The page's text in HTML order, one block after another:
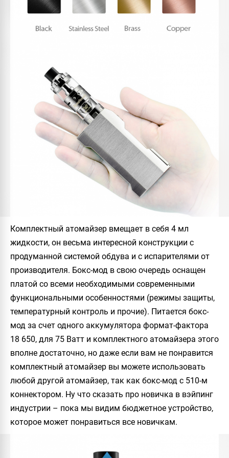
Комплектный атомайзер вмещает в себя 4 мл
жидкости, он весьма интересной конструкции с
продуманной системой обдува и с испарителями от
производителя. Бокс-мод в свою очередь оснащен
платой со всеми необходимыми современными
функциональными особенностями (режимы защиты,
температурный контроль и прочие). Питается бокс-
мод за счет одного аккумулятора формат-фактора
18 650, для 75 Ватт и комплектного атомайзера этого
вполне достаточно, но даже если вам не понравится
комплектный атомайзер вы можете использовать
любой другой атомайзер, так как бокс-мод с 510-м
коннектором. Ну что сказать про новичка в вэйпинг
индустрии – пока мы видим бюджетное устройство,
которое может понравиться все новичкам.